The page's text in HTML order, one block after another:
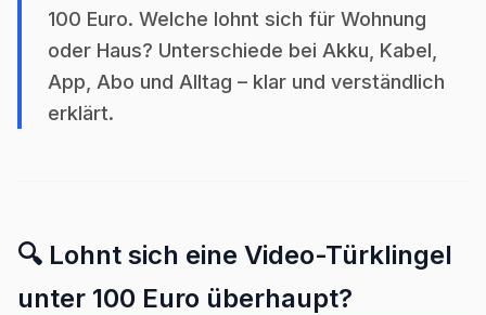
100 Euro. Welche lohnt sich für Wohnung
oder Haus? Unterschiede bei Akku, Kabel,
App, Abo und Alltag – klar und verständlich
erklärt.
🔍 Lohnt sich eine Video-Türklingel
unter 100 Euro überhaupt?